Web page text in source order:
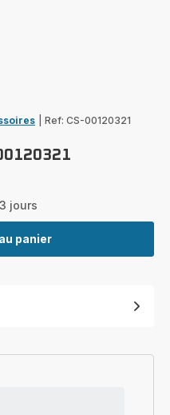
Ref: CS-00120321
jours
panier